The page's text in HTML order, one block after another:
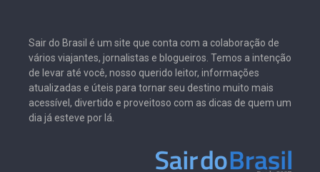
Sair do Brasil é um site que conta com a colaboração de
vários viajantes, jornalistas e blogueiros. Temos a intenção
de levar até você, nosso querido leitor, informações
atualizadas e úteis para tornar seu destino muito mais
acessível, divertido e proveitoso com as dicas de quem um
dia já esteve por lá.